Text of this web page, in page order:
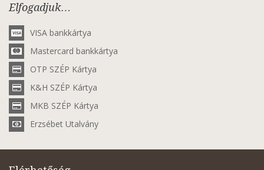
Elfogadjuk…
VISA bankkártya
Mastercard bankkártya
OTP SZÉP Kártya
K&H SZÉP Kártya
MKB SZÉP Kártya
Erzsébet Utalvány